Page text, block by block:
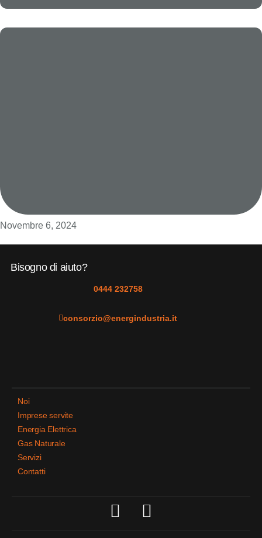
Novembre 6, 2024
Bisogno di aiuto?
0444 232758
consorzio@energindustria.it
Noi
Imprese servite
Energia Elettrica
Gas Naturale
Servizi
Contatti